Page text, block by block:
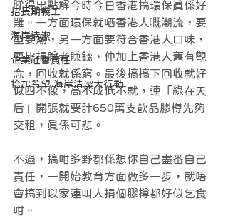
招長期義工
海岸清潔
企業社會責任
拾起希望 海岸清潔大行動
睇得出點解今時今日香港搞環保真係好
難。一方面環保就哂香港人嘅潮流，要
型要潮，另一方面要符合香港人口味，
要比捐贈者賺錢，仲加上香港人舊有觀
念，回收就係窮。最後搞搞下回收就好
似四不像，高不成低不就，連「綠在天
后」開張就要計650萬支飲品膠樽先夠
交租，真係可悲。
不過，搞咁多野都係想你自己盡番自己
責任，一開始教育方面做多一步，就唔
會搞到以家連叫人捐個膠樽都好似乞食
咁。